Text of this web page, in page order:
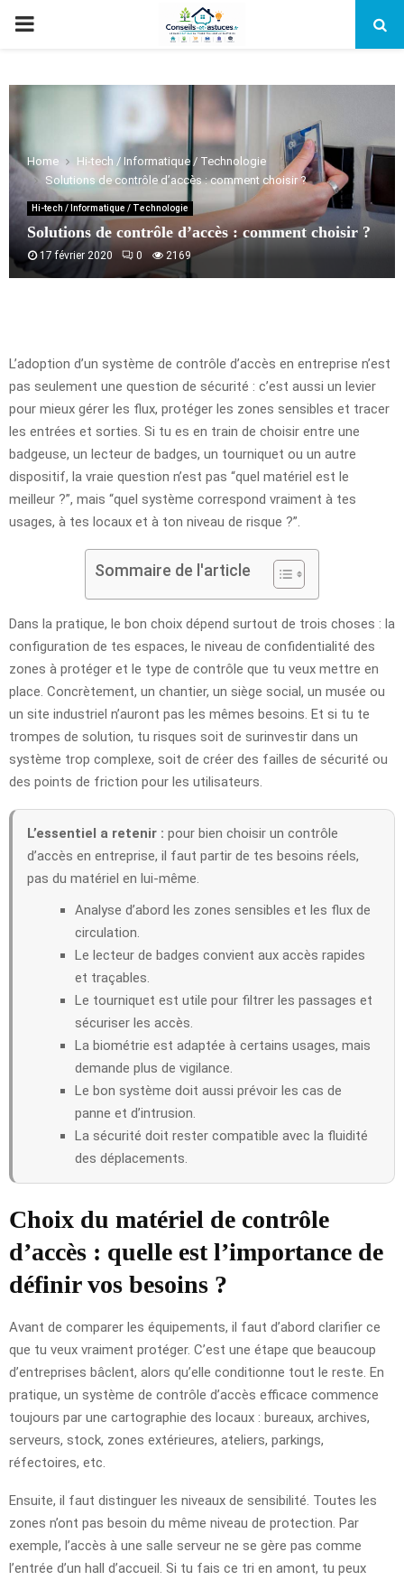
PRIMARY
Home
Hi-tech / Informatique / Technologie
Solutions de contrôle d’accès : comment choisir ?
Hi-tech / Informatique / Technologie
Solutions de contrôle d’accès : comment choisir ?
17 février 2020 0 2169
L’adoption d’un système de contrôle d’accès en entreprise n’est
pas seulement une question de sécurité : c’est aussi un levier
pour mieux gérer les flux, protéger les zones sensibles et tracer
les entrées et sorties. Si tu es en train de choisir entre une
badgeuse, un lecteur de badges, un tourniquet ou un autre
dispositif, la vraie question n’est pas “quel matériel est le
meilleur ?”, mais “quel système correspond vraiment à tes
usages, à tes locaux et à ton niveau de risque ?”.
Sommaire de l'article
Dans la pratique, le bon choix dépend surtout de trois choses : la
configuration de tes espaces, le niveau de confidentialité des
zones à protéger et le type de contrôle que tu veux mettre en
place. Concrètement, un chantier, un siège social, un musée ou
un site industriel n’auront pas les mêmes besoins. Et si tu te
trompes de solution, tu risques soit de surinvestir dans un
système trop complexe, soit de créer des failles de sécurité ou
des points de friction pour les utilisateurs.
L’essentiel a retenir : pour bien choisir un contrôle
d’accès en entreprise, il faut partir de tes besoins réels,
pas du matériel en lui-même.
Analyse d’abord les zones sensibles et les flux de
circulation.
Le lecteur de badges convient aux accès rapides
et traçables.
Le tourniquet est utile pour filtrer les passages et
sécuriser les accès.
La biométrie est adaptée à certains usages, mais
demande plus de vigilance.
Le bon système doit aussi prévoir les cas de
panne et d’intrusion.
La sécurité doit rester compatible avec la fluidité
des déplacements.
Choix du matériel de contrôle
d’accès : quelle est l’importance de
définir vos besoins ?
Avant de comparer les équipements, il faut d’abord clarifier ce
que tu veux vraiment protéger. C’est une étape que beaucoup
d’entreprises bâclent, alors qu’elle conditionne tout le reste. En
pratique, un système de contrôle d’accès efficace commence
toujours par une cartographie des locaux : bureaux, archives,
serveurs, stock, zones extérieures, ateliers, parkings,
réfectoires, etc.
Ensuite, il faut distinguer les niveaux de sensibilité. Toutes les
zones n’ont pas besoin du même niveau de protection. Par
exemple, l’accès à une salle serveur ne se gère pas comme
l’entrée d’un hall d’accueil. Si tu fais ce tri en amont, tu peux